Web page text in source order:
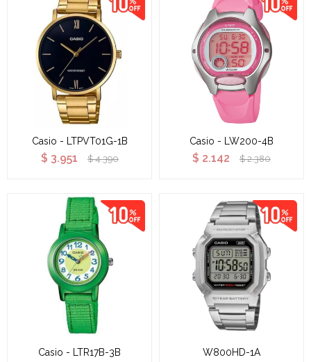
Casio - LTPVT01G-1B
$ 3.951 $ 4.390
Casio - LW200-4B
$ 2.142 $ 2.380
Casio - LTR17B-3B W800HD-1A